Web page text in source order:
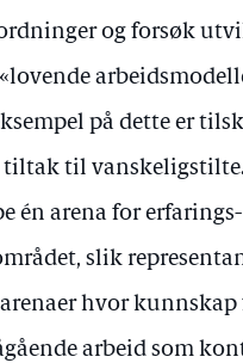
og forsøk
på dette er
tiltak til
én arena for
slik
hvor
arbeid som